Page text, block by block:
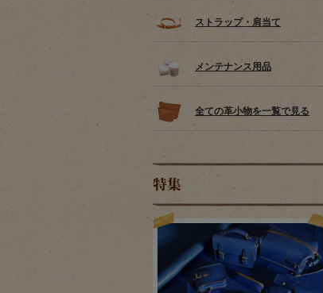
ストラップ・肩当て
メンテナンス用品
全ての革小物を一覧で見る
特集